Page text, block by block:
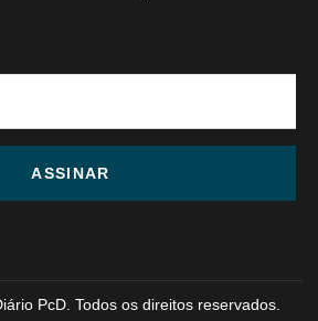
ASSINAR
PcD. Todos os direitos reservados.